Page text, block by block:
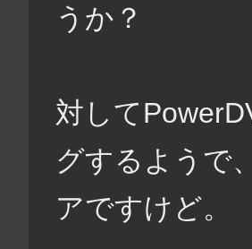
うか？
対して
グするようで
アですけど。